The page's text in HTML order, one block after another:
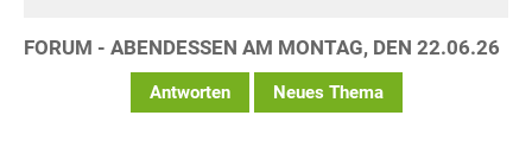
FORUM - ABENDESSEN AM MONTAG, DEN 22.06.26
Antworten Neues Thema